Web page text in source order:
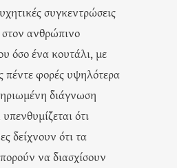
συγκεντρώσεις
ανθρώπινο
όσο ένα κουτάλι, με
πέντε φορές υψηλότερα
διάγνωση
ότι
δείχνουν ότι τα
να διασχίσουν